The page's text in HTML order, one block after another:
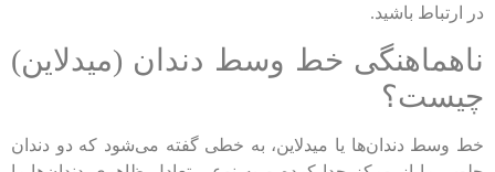
در ارتباط باشید.
ناهماهنگی خط وسط دندان (میدلاین)
چیست؟
خط وسط دندان‌ها یا میدلاین، به خطی گفته می‌شود که دو دندان